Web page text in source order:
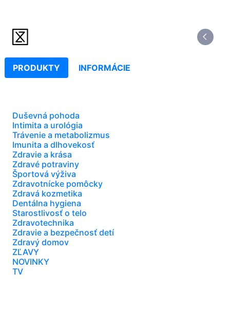
PRODUKTY INFORMÁCIE
Duševná pohoda
Intimita a urológia
Trávenie a metabolizmus
Imunita a dlhovekosť
Zdravie a krása
Zdravé potraviny
Športová výživa
Zdravotnícke pomôcky
Zdravá kozmetika
Dentálna hygiena
Starostlivosť o telo
Zdravotechnika
Zdravie a bezpečnosť detí
Zdravý domov
ZĽAVY
NOVINKY
TV